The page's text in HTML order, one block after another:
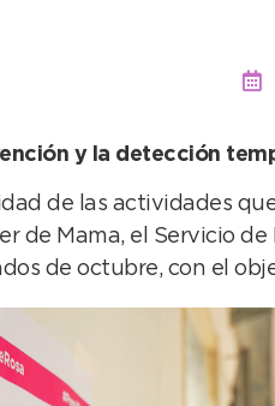
y la detección
de las actividades
de Mama, el Servicio
de octubre, con el